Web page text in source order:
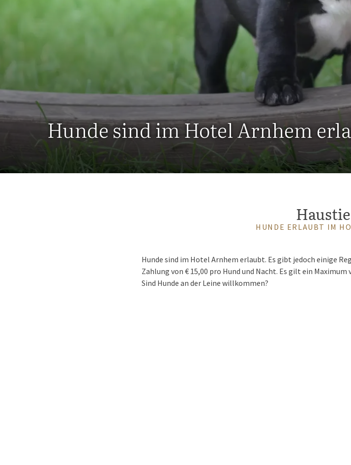
Hunde sind im Hotel Arnhem
HUNDE ERLAUBT IM
Hunde sind im Hotel Arnhem erlaubt. Es gibt jedoch einige
Zahlung von € 15,00 pro Hund und Nacht. Es gilt ein
Sind Hunde an der Leine willkommen?